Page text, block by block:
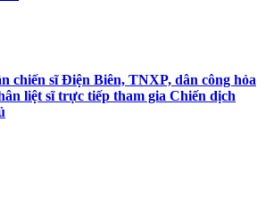
chiến sĩ Điện Biên, TNXP, dân công hỏa
liệt sĩ trực tiếp tham gia Chiến dịch